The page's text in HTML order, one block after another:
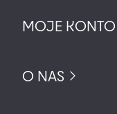
MOJE KONTO
O NAS